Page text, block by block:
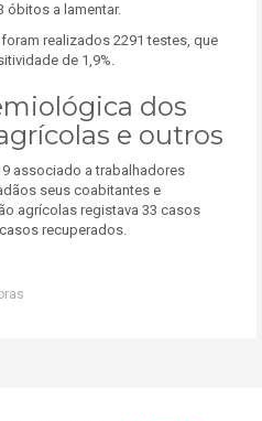
óbitos a lamentar.
realizados 2291 testes, que
de 1,9%.
dos
e outros
associado a trabalhadores
seus coabitantes e
agrícolas registava 33 casos
recuperados.